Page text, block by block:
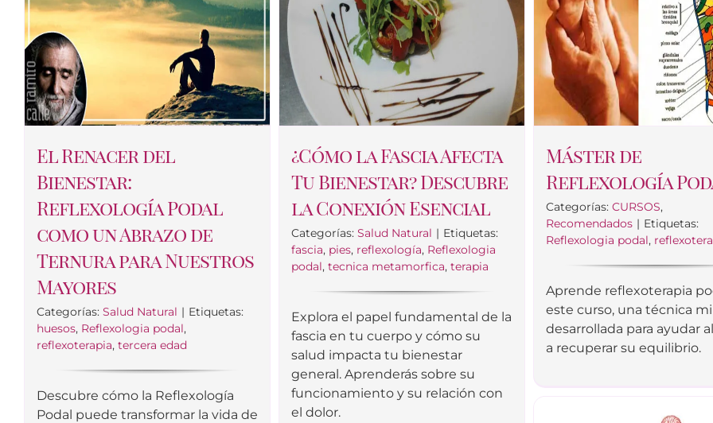
El Renacer del
Bienestar:
Reflexología Podal
como un Abrazo de
Ternura para Nuestros
Mayores
Categorías: Salud Natural | Etiquetas:
huesos, Reflexologia podal,
reflexoterapia, tercera edad
Descubre cómo la Reflexología
Podal puede transformar la vida de
¿Cómo la Fascia Afecta
Tu Bienestar? Descubre
la Conexión Esencial
Categorías:Salud Natural | Etiquetas:
fascia, pies, reflexología, Reflexologia
podal,tecnica metamorfica,terapia
Explora el papel fundamental de la
fascia en tu cuerpo y cómo su
salud impacta tu bienestar
general. Aprenderás sobre su
funcionamiento y su relación con
el dolor.
Máster de
Reflexología
Categorías:CURSOS,
Recomendados | Etiquetas:
Reflexologia podal,
Aprende reflexoterapia
este curso, una técnica
desarrollada para ayudar
a recuperar su equilibrio.